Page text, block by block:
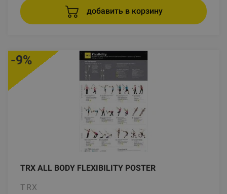
добавить в корзину
TRX ALL BODY FLEXIBILITY POSTER
TRX
-9%